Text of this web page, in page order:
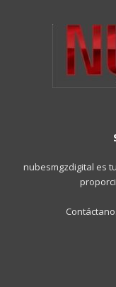
nubesmgzdigital es